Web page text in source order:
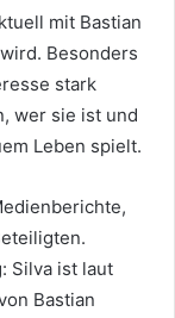
mit Bastian
Besonders
stark
wer sie ist und
Leben spielt.
Silva ist laut
Bastian